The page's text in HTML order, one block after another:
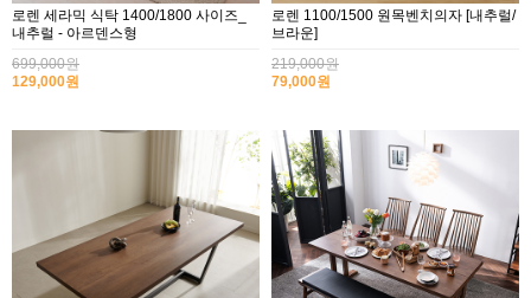
로렌 세라믹 식탁 1400/1800 사이즈_
내추럴 - 아르덴스형
699,000원
129,000원
로렌 1100/1500 원목벤치의자 [내추럴/
브라운]
219,000원
79,000원